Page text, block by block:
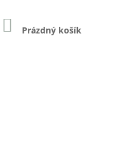
NÁKUPNÍ
KOŠÍK
Prázdný košík